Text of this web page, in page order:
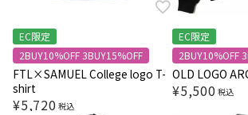
EC限定
2BUY10%OFF 3BUY15%OFF
FTL×SAMUEL College logo T-
shirt
¥5,720 税込
EC限定
2BUY10%OFF
OLD LOGO
¥5,500 税込